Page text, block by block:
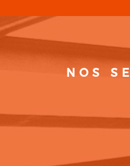
NOS